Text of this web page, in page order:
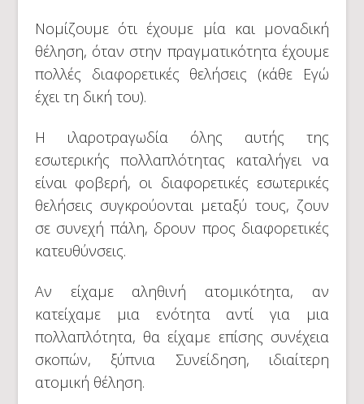
Νομίζουμε ότι έχουμε μία και μοναδική
θέληση, όταν στην πραγματικότητα έχουμε
πολλές διαφορετικές θελήσεις (κάθε Εγώ
έχει τη δική του).
Η ιλαροτραγωδία όλης αυτής της
εσωτερικής πολλαπλότητας καταλήγει να
είναι φοβερή, οι διαφορετικές εσωτερικές
θελήσεις συγκρούονται μεταξύ τους, ζουν
σε συνεχή πάλη, δρουν προς διαφορετικές
κατευθύνσεις.
Αν είχαμε αληθινή ατομικότητα, αν
κατείχαμε μια ενότητα αντί για μια
πολλαπλότητα, θα είχαμε επίσης συνέχεια
σκοπών, ξύπνια Συνείδηση, ιδιαίτερη
ατομική θέληση.